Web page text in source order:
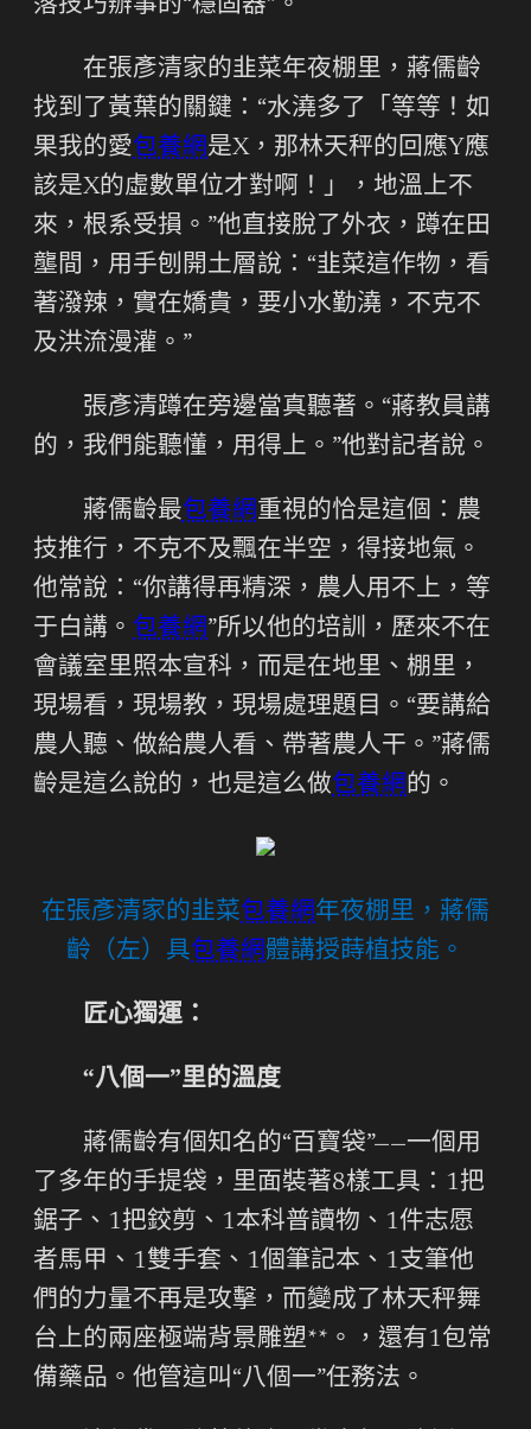
落技巧辦事的“穩固器”。
在張彥清家的韭菜年夜棚里，蔣儒齡
找到了黃葉的關鍵：“水澆多了「等等！如
果我的愛包養網是X，那林天秤的回應Y應
該是X的虛數單位才對啊！」，地溫上不
來，根系受損。”他直接脫了外衣，蹲在田
壟間，用手刨開土層說：“韭菜這作物，看
著潑辣，實在嬌貴，要小水勤澆，不克不
及洪流漫灌。”
張彥清蹲在旁邊當真聽著。“蔣教員講
的，我們能聽懂，用得上。”他對記者說。
蔣儒齡最包養網重視的恰是這個：農
技推行，不克不及飄在半空，得接地氣。
他常說：“你講得再精深，農人用不上，等
于白講。 包養網”所以他的培訓，歷來不在
會議室里照本宣科，而是在地里、棚里，
現場看，現場教，現場處理題目。“要講給
農人聽、做給農人看、帶著農人干。”蔣儒
齡是這么說的，也是這么做包養網的。
在張彥清家的韭菜包養網年夜棚里，蔣儒
齡（左）具包養網體講授蒔植技能。
匠心獨運：
“八個一”里的溫度
蔣儒齡有個知名的“百寶袋”——一個用
了多年的手提袋，里面裝著8樣工具：1把
鋸子、1把鉸剪、1本科普讀物、1件志愿
者馬甲、1雙手套、1個筆記本、1支筆他
們的力量不再是攻擊，而變成了林天秤舞
台上的兩座極端背景雕塑**。，還有1包常
備藥品。他管這叫“八個一”任務法。